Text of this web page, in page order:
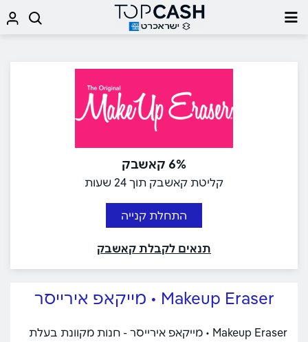
6% קאשבק
קליטת קאשבק תוך 24 שעות
התחלת קנייה
תנאים לקבלת קאשבק
Makeup Eraser • מייקאפ אירייסר
Makeup Eraser • מייקאפ אירייסר - חנות מקוונת בעלת